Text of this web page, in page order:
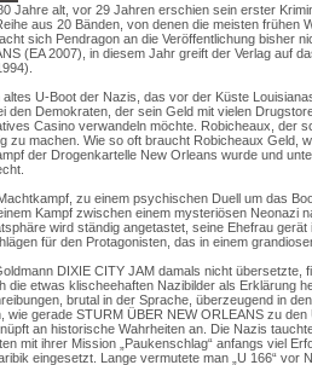
Jahre alt, vor 29 Jahren erschien sein erster
aus 20 Bänden, von denen die meisten frühen
sich Pendragon an die Veröffentlichung bisher
(EA 2007), in diesem Jahr greift der Verlag auf
U-Boot der Nazis, das vor der Küste
den Demokraten, der sein Geld mit vielen
Casino verwandeln möchte. Robicheaux, der
zu machen. Wie so oft braucht Robicheaux Geld,
der Drogenkartelle New Orleans wurde und
zu einem psychischen Duell um das
Kampf zwischen einem mysteriösen Neonazi
wird ständig angetastet, seine Ehefrau
für den Protagonisten, das in einem
DIXIE CITY JAM damals nicht übersetzte,
die etwas klischeehaften Nazibilder als Erklärung
brutal in der Sprache, überzeugend in
gerade STURM ÜBER NEW ORLEANS zu den
an historische Wahrheiten an. Die Nazis
mit ihrer Mission „Paukenschlag“ anfangs viel
eingesetzt. Lange vermutete man „U 166“ vor